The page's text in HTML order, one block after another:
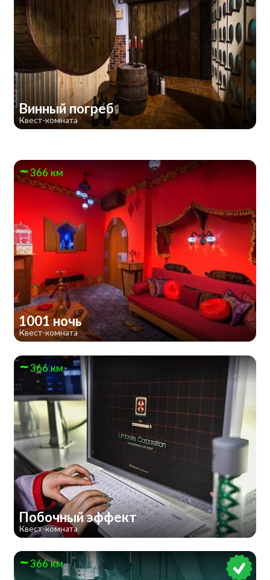
Винный погреб
Квест-комната
366 км
1001 ночь
Квест-комната
366 км
Побочный эффект
Квест-комната
366 км